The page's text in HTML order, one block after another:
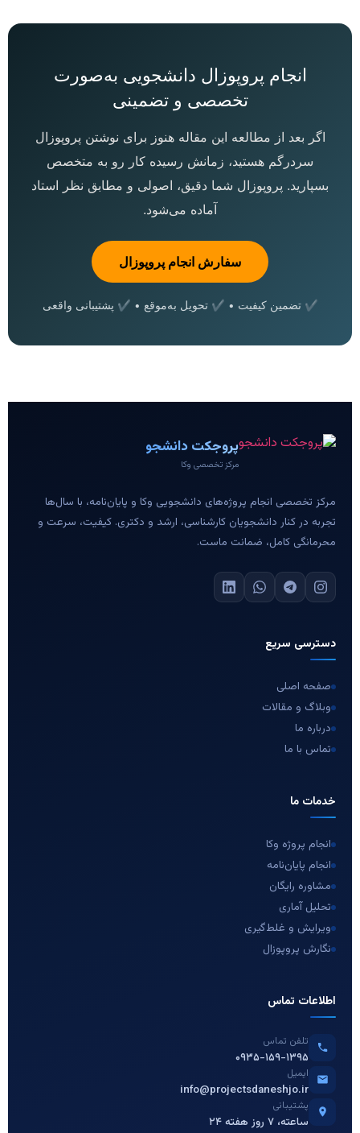
انجام پروپوزال دانشجویی به‌صورت
تخصصی و تضمینی
اگر بعد از مطالعه این مقاله هنوز برای نوشتن پروپوزال
سردرگم هستید، زمانش رسیده کار رو به متخصص
بسپارید. پروپوزال شما دقیق، اصولی و مطابق نظر استاد
آماده می‌شود.
سفارش انجام پروپوزال
✔ تضمین کیفیت • ✔ تحویل به‌موقع • ✔ پشتیبانی واقعی
پروجکت دانشجو
مرکز تخصصی وکا
مرکز تخصصی انجام پروژه‌های دانشجویی وکا و پایان‌نامه، با سال‌ها
تجربه در کنار دانشجویان کارشناسی، ارشد و دکتری. کیفیت، سرعت و
محرمانگی کامل، ضمانت ماست.
دسترسی سریع
صفحه اصلی
وبلاگ و مقالات
درباره ما
تماس با ما
خدمات ما
انجام پروژه وکا
انجام پایان‌نامه
مشاوره رایگان
تحلیل آماری
ویرایش و غلط‌گیری
نگارش پروپوزال
اطلاعات تماس
تلفن تماس
۰۹۳۵-۱۵۹-۱۳۹۵
ایمیل
info@projectsdaneshjo.ir
پشتیبانی
۲۴ ساعته، ۷ روز هفته